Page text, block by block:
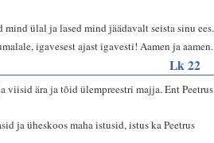
mind ülal ja lased mind jäädavalt seista sinu ees.
igavesest ajast igavesti! Aamen ja aamen.
Lk 22
viisid ära ja tõid ülempreestri majja. Ent Peetrus
ja üheskoos maha istusid, istus ka Peetrus